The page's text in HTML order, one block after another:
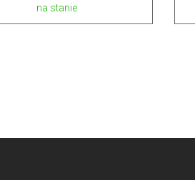
na stanie